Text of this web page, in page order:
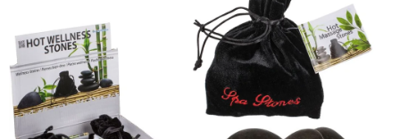
hviezdičiek.